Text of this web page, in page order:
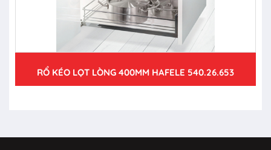
RỔ KÉO LỌT LÒNG 400MM HAFELE 540.26.653